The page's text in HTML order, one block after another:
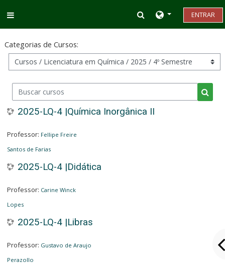
Alternar entrada
ENTRAR
Categorias de Cursos:
Buscar cursos
2025-LQ-4 |Química Inorgânica II
Professor: Fellipe Freire
Santos de Farias
2025-LQ-4 |Didática
Professor: Carine Winck
Lopes
2025-LQ-4 |Libras
Professor: Gustavo de Araujo
Perazollo